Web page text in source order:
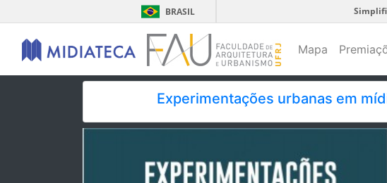
BRASIL
Mapa
Experimentações urbanas em